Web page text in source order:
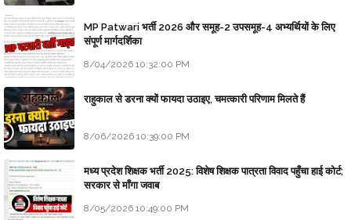
MP Patwari भर्ती 2026 और समूह-2 उपसमूह-4 अभ्यर्थियों के लिए
संपूर्ण मार्गदर्शिका
8/04/2026 10:32:00 PM
राहुकाल से डरना क्यों फायदा उठाइए, चमत्कारी परिणाम मिलते हैं
8/06/2026 10:39:00 PM
मध्य प्रदेश शिक्षक भर्ती 2025: विशेष शिक्षक पात्रता विवाद पहुँचा हाई कोर्ट;
सरकार से माँगा जवाब
8/05/2026 10:49:00 PM